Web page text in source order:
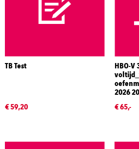
TB Test
€ 59,20
HBO-V
2026
€ 65,-